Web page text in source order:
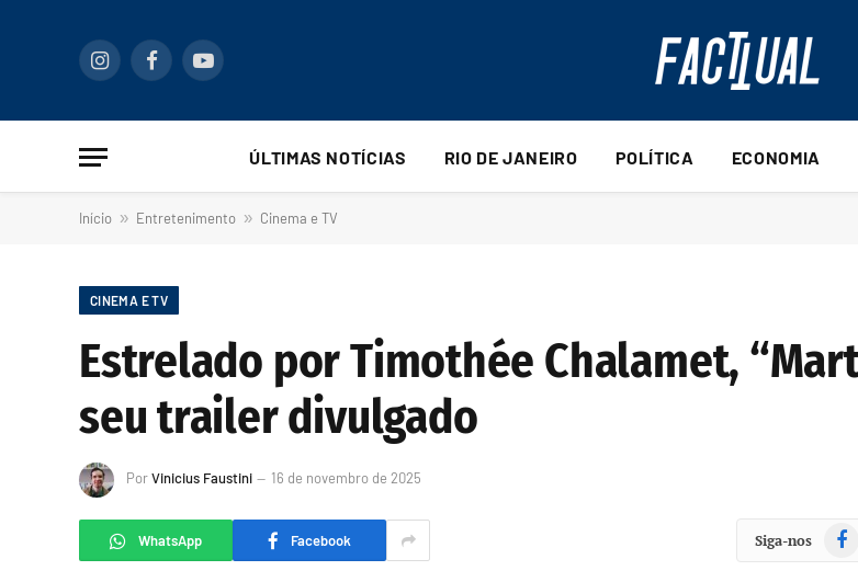
InstagramFacebookYouTube
ÚLTIMAS NOTÍCIAS RIO DE JANEIRO POLÍTICA ECONOMIA
Início » Entretenimento » Cinema e TV
CINEMA E TV
Estrelado por Timothée Chalamet,
seu trailer divulgado
PorVinicius Faustini 16 de novembro de 2025
WhatsApp Facebook Siga-nos